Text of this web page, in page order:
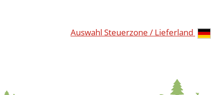
Auswahl Steuerzone / Lieferland